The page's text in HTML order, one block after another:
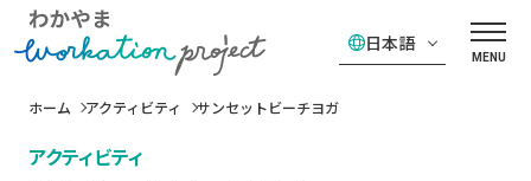
日本語
MENU
ホーム アクティビティ サンセットビーチヨガ
アクティビティ